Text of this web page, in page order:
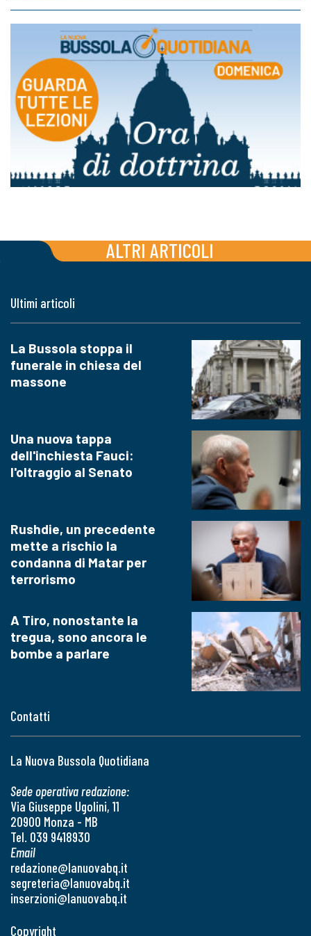
ALTRI ARTICOLI
Contatti
La Nuova Bussola Quotidiana
Sede operativa redazione:
Via Giuseppe Ugolini, 11
20900 Monza - MB
Tel. 039 9418930
Email
redazione@lanuovabq.it
segreteria@lanuovabq.it
inserzioni@lanuovabq.it
Ultimi articoli
La Bussola stoppa il
funerale in chiesa del
massone
Una nuova tappa
dell'inchiesta Fauci:
l'oltraggio al Senato
Rushdie, un precedente
mette a rischio la
condanna di Matar per
terrorismo
A Tiro, nonostante la
tregua, sono ancora le
bombe a parlare
Copyright